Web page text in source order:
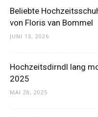
Beliebte
von Floris van Bommel
JUNI 13, 2026
Hochzeitsdirndl lang
2025
MAI 28, 2025